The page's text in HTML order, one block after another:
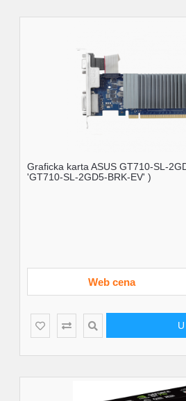
Graficka karta ASUS GT710-SL-
'GT710-SL-2GD5-BRK-EV' )
Web cena